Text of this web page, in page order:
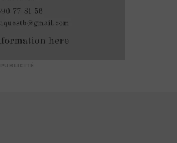
PUBLICITÉ